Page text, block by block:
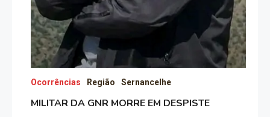
Ocorrências Região Sernancelhe
MILITAR DA GNR MORRE EM DESPISTE